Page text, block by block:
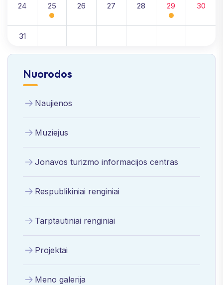
24 25 26 27 28 29 30
31
Nuorodos
Naujienos
Muziejus
Jonavos turizmo informacijos centras
Respublikiniai renginiai
Tarptautiniai renginiai
Projektai
Meno galerija